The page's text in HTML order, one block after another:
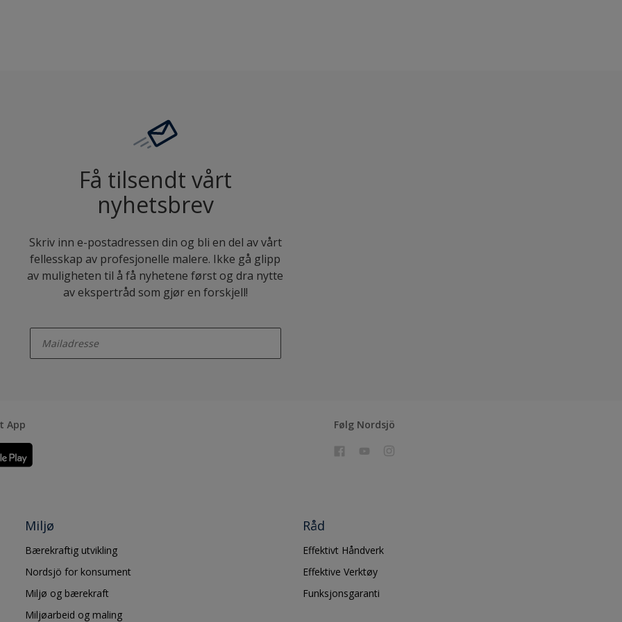
Få tilsendt vårt
nyhetsbrev
Skriv inn e-postadressen din og bli en del av vårt
fellesskap av profesjonelle malere. Ikke gå glipp
av muligheten til å få nyhetene først og dra nytte
av ekspertråd som gjør en forskjell!
App Følg Nordsjö
Miljø
Bærekraftig utvikling
Nordsjö for konsument
Miljø og bærekraft
Miljøarbeid og maling
Råd
Effektivt Håndverk
Effektive Verktøy
Funksjonsgaranti